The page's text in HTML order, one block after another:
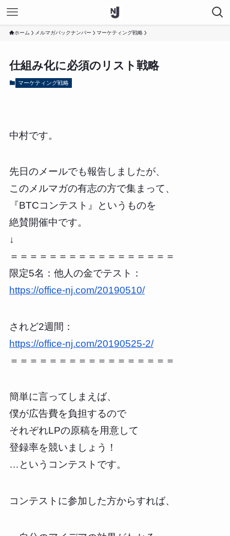
ホーム メルマガバックナンバー マーケティング戦略
仕組み化に必須のリスト戦略
マーケティング戦略
中村です。
先日のメールでも報告しましたが、
このメルマガの有志の方で集まって、
『BTCコンテスト』というものを
絶賛開催中です。
↓
＝＝＝＝＝＝＝＝＝＝＝＝＝＝＝＝＝
限定5名：他人の金でテスト：
https://office-nj.com/20190510/
されど2週間：
https://office-nj.com/20190525-2/
＝＝＝＝＝＝＝＝＝＝＝＝＝＝＝＝＝
簡単に言ってしまえば、
僕が広告費を負担するので
それぞれLPの原稿を用意して
登録率を競いましょう！
…というコンテストです。
コンテストに参加した方からすれば、